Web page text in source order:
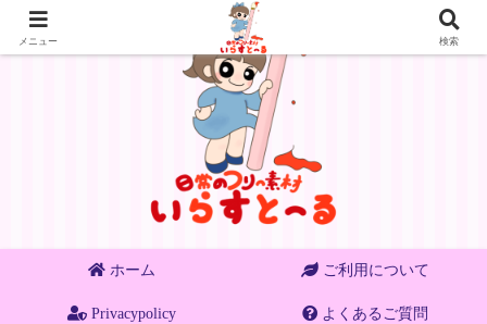
ホーム ご利用について
Privacypolicy よくあるご質問
メニュー 検索